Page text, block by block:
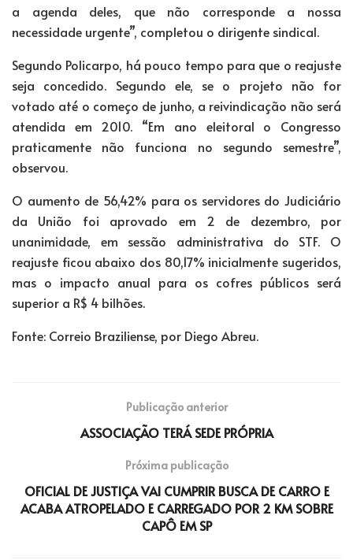
a agenda deles, que não corresponde a nossa
necessidade urgente”, completou o dirigente sindical.
Segundo Policarpo, há pouco tempo para que o reajuste
seja concedido. Segundo ele, se o projeto não for
votado até o começo de junho, a reivindicação não será
atendida em 2010. “Em ano eleitoral o Congresso
praticamente não funciona no segundo semestre”,
observou.
O aumento de 56,42% para os servidores do Judiciário
da União foi aprovado em 2 de dezembro, por
unanimidade, em sessão administrativa do STF. O
reajuste ficou abaixo dos 80,17% inicialmente sugeridos,
mas o impacto anual para os cofres públicos será
superior a R$ 4 bilhões.
Fonte: Correio Braziliense, por Diego Abreu.
Publicação anterior
ASSOCIAÇÃO TERÁ SEDE PRÓPRIA
Próxima publicação
OFICIAL DE JUSTIÇA VAI CUMPRIR BUSCA DE CARRO E
ACABA ATROPELADO E CARREGADO POR 2 KM SOBRE
CAPÔ EM SP